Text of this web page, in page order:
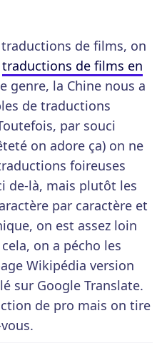
de films, on
traductions de films en
genre, la Chine nous a
de traductions
Toutefois, par souci
on adore ça) on ne
foireuses
de-là, mais plutôt les
par caractère et
on est assez loin
on a pécho les
Wikipédia version
sur Google Translate.
de pro mais on tire